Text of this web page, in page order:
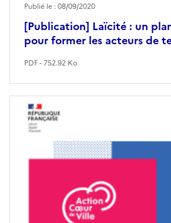
[Publication] Laïcité : un
pour former les acteurs de
Publié le : 08/09/2020
PDF - 752.92 Ko
Image